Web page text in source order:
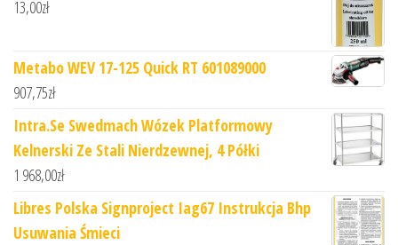
13,00zł
Metabo WEV 17-125 Quick RT 601089000
907,75zł
Intra.Se Swedmach Wózek Platformowy
Kelnerski Ze Stali Nierdzewnej, 4 Półki
1 968,00zł
Libres Polska Signproject Iag67 Instrukcja Bhp
Usuwania Śmieci